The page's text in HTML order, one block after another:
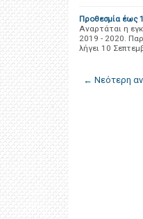
Προθεσμία έως
Αναρτάται η
2019 - 2020.
λήγει 10
← Νεότερη